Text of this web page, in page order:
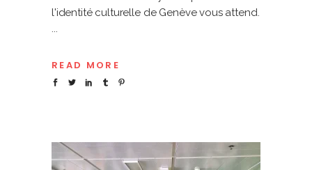
l'identité culturelle de Genève vous attend.
READ MORE